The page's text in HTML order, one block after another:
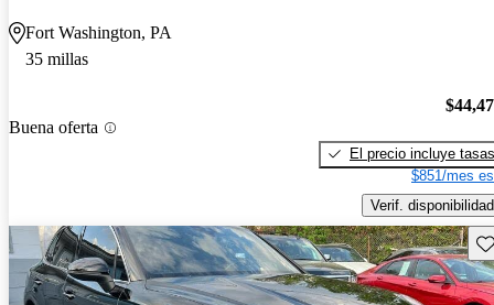
Fort Washington, PA
35 millas
Buena oferta
El precio incluye tasas
$851/mes
Verif. disponibilidad